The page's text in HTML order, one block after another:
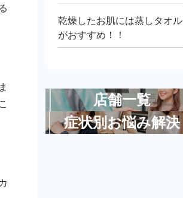
乾燥したお肌には蒸しタオル
がおすすめ！！
店舗一覧
症状別お悩み解決